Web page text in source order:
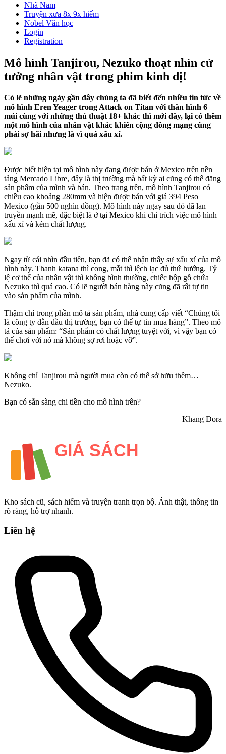
Nhã Nam
Truyện xưa 8x 9x hiếm
Nobel Văn học
Login
Registration
Mô hình Tanjirou, Nezuko thoạt nhìn cứ
tưởng nhân vật trong phim kinh dị!
Có lẽ những ngày gần đây chúng ta đã biết đến nhiều tin tức về
mô hình Eren Yeager trong Attack on Titan với thân hình 6
múi cùng với những thủ thuật 18+ khác thì mới đây, lại có thêm
một mô hình của nhân vật khác khiến cộng đồng mạng cũng
phải sợ hãi nhưng là vì quá xấu xí.
Được biết hiện tại mô hình này đang được bán ở Mexico trên nền
tảng Mercado Libre, đây là thị trường mà bất kỳ ai cũng có thể đăng
sản phẩm của mình và bán. Theo trang trên, mô hình Tanjirou có
chiều cao khoảng 280mm và hiện được bán với giá 394 Peso
Mexico (gần 500 nghìn đồng). Mô hình này ngay sau đó đã lan
truyền mạnh mẽ, đặc biệt là ở tại Mexico khi chỉ trích việc mô hình
xấu xí và kém chất lượng.
Ngay từ cái nhìn đầu tiên, bạn đã có thể nhận thấy sự xấu xí của mô
hình này. Thanh katana thì cong, mắt thì lệch lạc đủ thứ hướng. Tỷ
lệ cơ thể của nhân vật thì không bình thường, chiếc hộp gỗ chứa
Nezuko thì quá cao. Có lẽ người bán hàng này cũng đã rất tự tin
vào sản phẩm của mình.
Thậm chí trong phần mô tả sản phẩm, nhà cung cấp viết “Chúng tôi
là công ty dẫn đầu thị trường, bạn có thể tự tin mua hàng”. Theo mô
tả của sản phẩm: “Sản phẩm có chất lượng tuyệt vời, vì vậy bạn có
thể chơi với nó mà không sợ rơi hoặc vỡ”.
Không chỉ Tanjirou mà người mua còn có thể sở hữu thêm…
Nezuko.
Bạn có sẵn sàng chi tiền cho mô hình trên?
Khang Dora
Kho sách cũ, sách hiếm và truyện tranh trọn bộ. Ảnh thật, thông tin
rõ ràng, hỗ trợ nhanh.
Liên hệ